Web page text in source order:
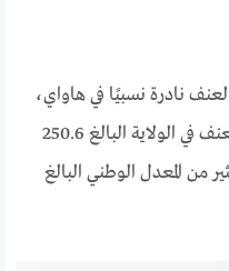
نادرة نسبيًا في هاواي،
حيث أن معدل جرائم العنف في الولاية البالغ 250.6
أقل بكثير من المعدل الوطني البالغ